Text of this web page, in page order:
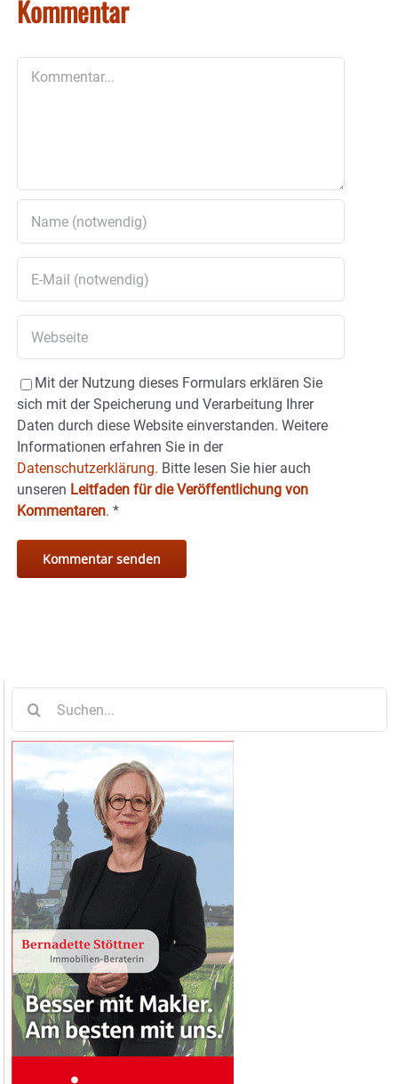
Kommentar
Mit der Nutzung dieses Formulars erklären Sie
sich mit der Speicherung und Verarbeitung Ihrer
Daten durch diese Website einverstanden. Weitere
Informationen erfahren Sie in der
Datenschutzerklärung. Bitte lesen Sie hier auch
unseren Leitfaden für die Veröffentlichung von
Kommentaren. *
nach: